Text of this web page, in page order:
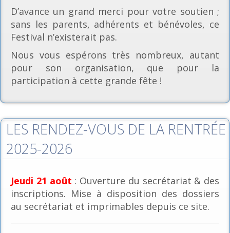
D’avance un grand merci pour votre soutien ;
sans les parents, adhérents et bénévoles, ce
Festival n’existerait pas.
Nous vous espérons très nombreux, autant
pour son organisation, que pour la
participation à cette grande fête !
LES RENDEZ-VOUS DE LA RENTRÉE
2025-2026
Jeudi 21 août : Ouverture du secrétariat & des
inscriptions. Mise à disposition des dossiers
au secrétariat et imprimables depuis ce site.